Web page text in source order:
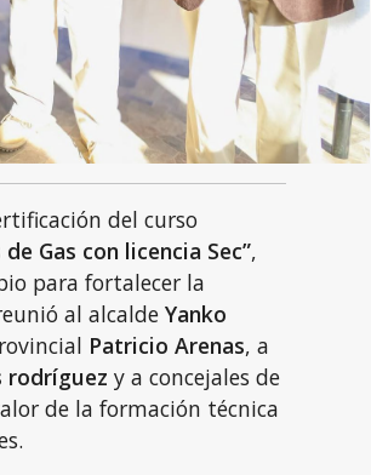
del curso
Gas con licencia Sec”,
para fortalecer la
al alcalde Yanko
Patricio Arenas, a
rodríguez y a concejales de
de la formación técnica